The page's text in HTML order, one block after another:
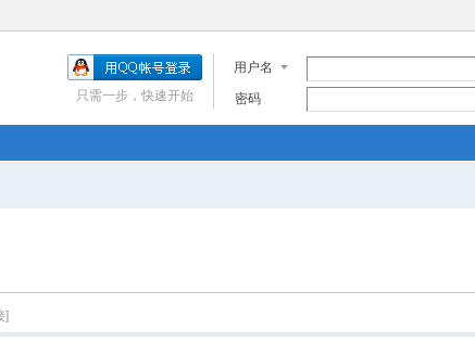
用户名
密码
只需一步，快速开始
]